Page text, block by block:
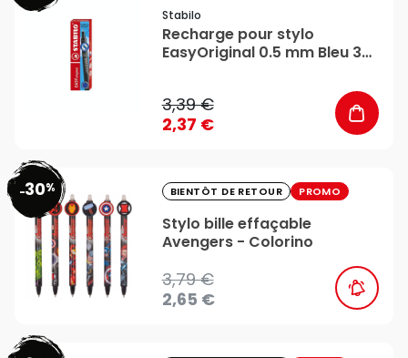
Stabilo
Recharge pour stylo
EasyOriginal 0.5 mm Bleu 3
3,39 €
2,37 €
-30% BIENTÔT DE RETOUR PROMO
Stylo bille effaçable
Avengers - Colorino
3,79 €
2,65 €